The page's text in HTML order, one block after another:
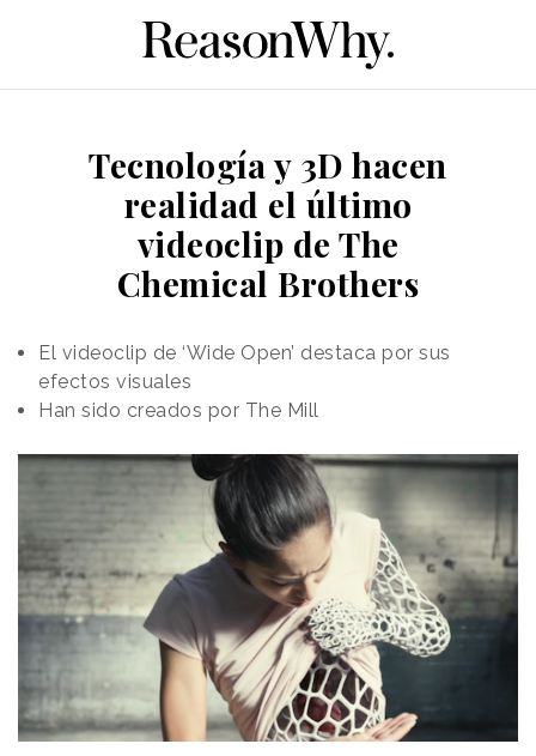
Tecnología y 3D hacen
realidad el último
videoclip de The
Chemical Brothers
El videoclip de ‘Wide Open’ destaca por sus
efectos visuales
Han sido creados por The Mill